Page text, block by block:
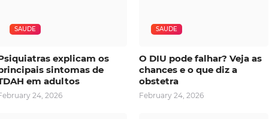
SAUDE
explicam os
sintomas de
em adultos
24, 2026
SAUDE
O DIU pode falhar? Veja as
chances e o que diz a
obstetra
February 24, 2026